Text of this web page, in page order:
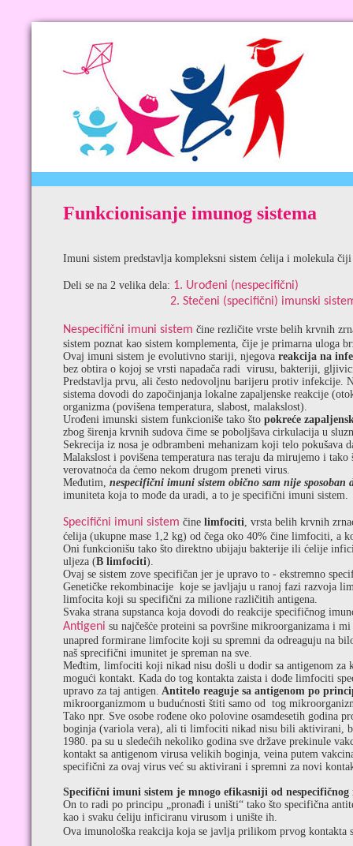
Funkcionisanje imunog sistema
Imuni sistem predstavlja kompleksni sistem ćelija i molekula
Deli se na 2 velika dela: 1. Urođeni (nespecifični)
2. Stečeni (specifični) imunski
Nespecifični imuni sistem čine rezličite vrste belih krvnih
sistem poznat kao sistem komplementa, čije je primarna uloga
Ovaj imuni sistem je evolutivno stariji, njegova reakcija na
bez obtira o kojoj se vrsti napadača radi virusu, bakteriji,
Predstavlja prvu, ali često nedovoljnu barijeru protiv infekcije.
sistema dovodi do započinjanja lokalne zapaljenske reakcije
organizma (povišena temperatura, slabost, malakslost).
Urođeni imunski sistem funkcioniše tako što pokreće
zbog širenja krvnih sudova čime se poboljšava cirkulacija u
Sekrecija iz nosa je odbrambeni mehanizam koji telo pokušava
Malakslost i povišena temperatura nas teraju da mirujemo i
verovatnoća da ćemo nekom drugom preneti virus.
Međutim, nespecifični imuni sistem obično sam nije
imuniteta koja to mođe da uradi, a to je specifični imuni sistem.
Specifični imuni sistem čine limfociti, vrsta belih krvnih
ćelija (ukupne mase 1,2 kg) od čega oko 40% čine limfociti, a
Oni funkcionišu tako što direktno ubijaju bakterije ili ćelije
uljeza (B limfociti).
Ovaj se sistem zove specifičan jer je upravo to - ekstremno
Genetičke rekombinacije koje se javljaju u ranoj fazi razvoja
limfocita koji su specifični za milione različitih antigena.
Svaka strana supstanca koja dovodi do reakcije specifičnog
Antigeni su najčešće proteini sa površine mikroorganizama i
unapred formirane limfocite koji su spremni da odreaguju na
naš sprecifični imunitet je spreman na sve.
Međtim, limfociti koji nikad nisu došli u dodir sa antigenom za
mogući kontakt. Kada do tog kontakta zaista i dođe limfociti
upravo za taj antigen. Antitelo reaguje sa antigenom po
mikroorganizmom u budućnosti štiti samo od tog
Tako npr. Sve osobe rođene oko polovine osamdesetih godina
boginja (variola vera), ali ti limfociti nikad nisu bili aktivirani,
1980. pa su u sledećih nekoliko godina sve države prekinule
kontakt sa antigenom virusa velikih boginja, veina putem
specifični za ovaj virus već su aktivirani i spremni za novi
Specifični imuni sistem je mnogo efikasniji od
On to radi po principu „pronađi i uništi“ tako što specifična
kao i svaku ćeliju inficiranu virusom i unište ih.
Ova imunološka reakcija koja se javlja prilikom prvog kontakta